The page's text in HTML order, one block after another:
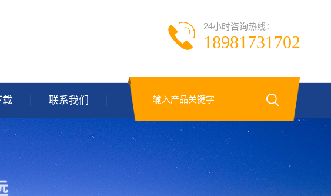
24小时咨询热线：
18981731702
载 联系我们